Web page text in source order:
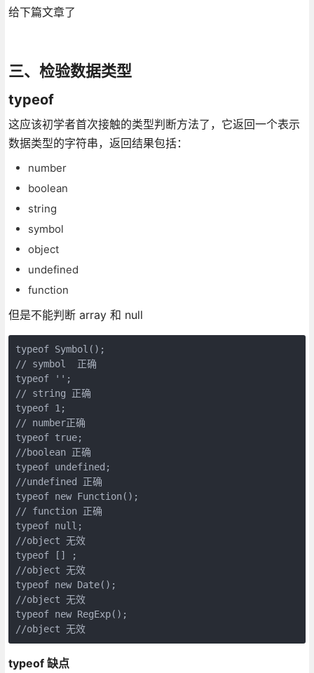
给下篇文章了
三、检验数据类型
typeof
这应该初学者首次接触的类型判断方法了，它返回一个表示
数据类型的字符串，返回结果包括：
number
boolean
string
symbol
object
undefined
function
但是不能判断 array 和 null
typeof Symbol();
// symbol  正确
typeof '';
// string 正确
typeof 1;
// number正确
typeof true;
//boolean 正确
typeof undefined;
//undefined 正确
typeof new Function();
// function 正确
typeof null;
//object 无效
typeof [] ;
//object 无效
typeof new Date();
//object 无效
typeof new RegExp();
//object 无效
typeof 缺点